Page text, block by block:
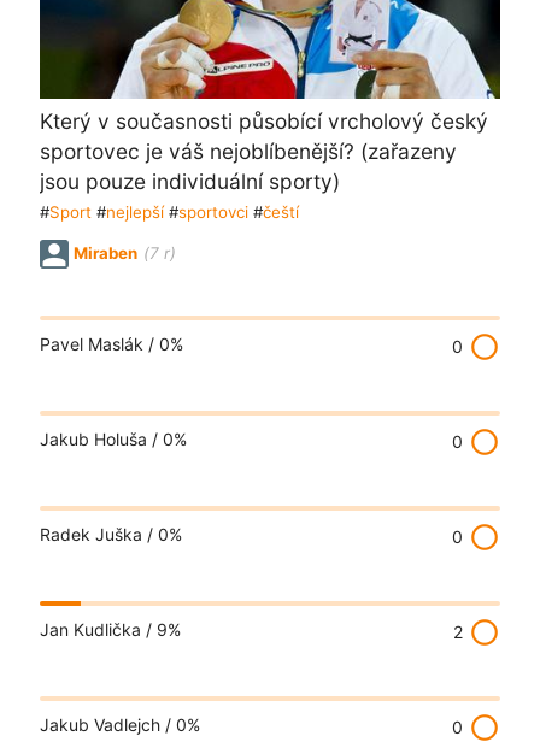
Který v současnosti působící vrcholový český
sportovec je váš nejoblíbenější? (zařazeny
jsou pouze individuální sporty)
#Sport#nejlepší#sportovci#čeští
Miraben (7 r)
Pavel Maslák / 0% 0 radio_button_unchecked
Jakub Holuša / 0% 0 radio_button_unchecked
Radek Juška / 0% 0 radio_button_unchecked
Jan Kudlička / 9% 2 radio_button_unchecked
Jakub Vadlejch / 0% 0 radio_button_unchecked